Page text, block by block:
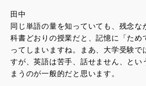
田中
同じ単語の量を知っていても、残念な
科書どおりの授業だと、記憶に「ため
ってしまいますね。まあ、大学受験で
すが、英語は苦手、話せません、とい
まうのが一般的だと思います。